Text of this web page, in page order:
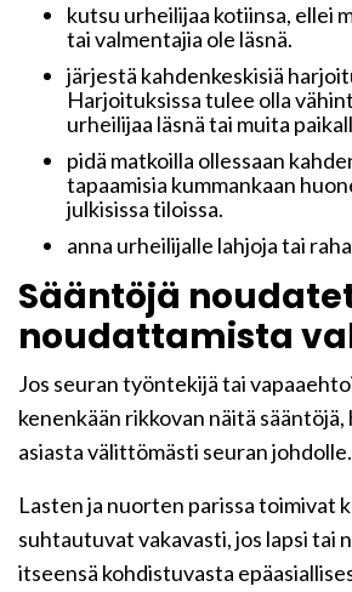
kutsu urheilijaa kotiinsa, ellei
tai valmentajia ole läsnä.
järjestä kahdenkeskisiä
Harjoituksissa tulee olla
urheilijaa läsnä tai muita
pidä matkoilla ollessaan
tapaamisia kummankaan
julkisissa tiloissa.
anna urheilijalle lahjoja tai
Sääntöjä
noudattamista
Jos seuran työntekijä tai
kenenkään rikkovan näitä
asiasta välittömästi seuran johdolle.
Lasten ja nuorten parissa toimivat
suhtautuvat vakavasti, jos lapsi tai
itseensä kohdistuvasta